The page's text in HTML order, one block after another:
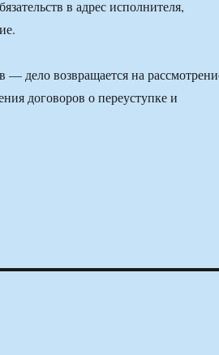
в адрес исполнителя,
— дело возвращается на
договоров о переуступке и